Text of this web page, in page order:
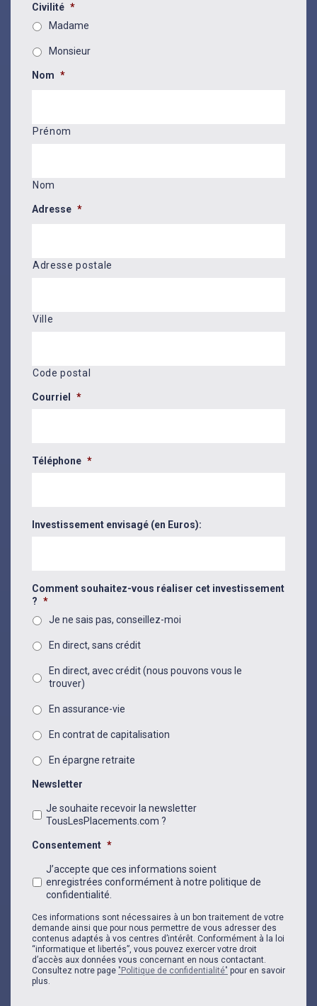
Civilité *
Madame
Monsieur
Nom *
Prénom
Nom
Adresse *
Adresse postale
Ville
Code postal
Courriel *
Téléphone *
Investissement envisagé (en Euros):
Comment souhaitez-vous réaliser cet investissement
? *
Je ne sais pas, conseillez-moi
En direct, sans crédit
En direct, avec crédit (nous pouvons vous le
trouver)
En assurance-vie
En contrat de capitalisation
En épargne retraite
Newsletter
Je souhaite recevoir la newsletter
TousLesPlacements.com ?
Consentement *
J’accepte que ces informations soient
enregistrées conformément à notre politique de
confidentialité.
Ces informations sont nécessaires à un bon traitement de votre
demande ainsi que pour nous permettre de vous adresser des
contenus adaptés à vos centres d’intérêt. Conformément à la loi
“informatique et libertés”, vous pouvez exercer votre droit
d’accès aux données vous concernant en nous contactant.
Consultez notre page "Politique de confidentialité" pour en savoir
plus.